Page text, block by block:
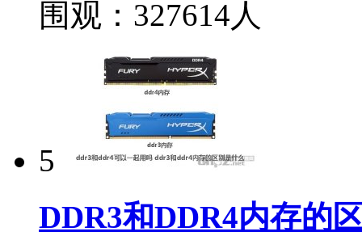
围观：327614人
5
DDR3和DDR4内存的